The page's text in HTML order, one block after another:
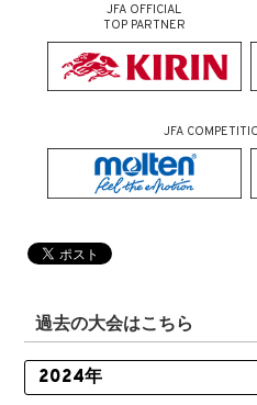
JFA OFFICIAL
TOP PARTNER
JFA
過去の大会はこちら